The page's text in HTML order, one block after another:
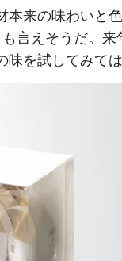
来の味わいと色
言えそうだ。来
を試してみては